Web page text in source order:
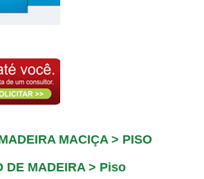
MACIÇA > PISO
DE MADEIRA > Piso